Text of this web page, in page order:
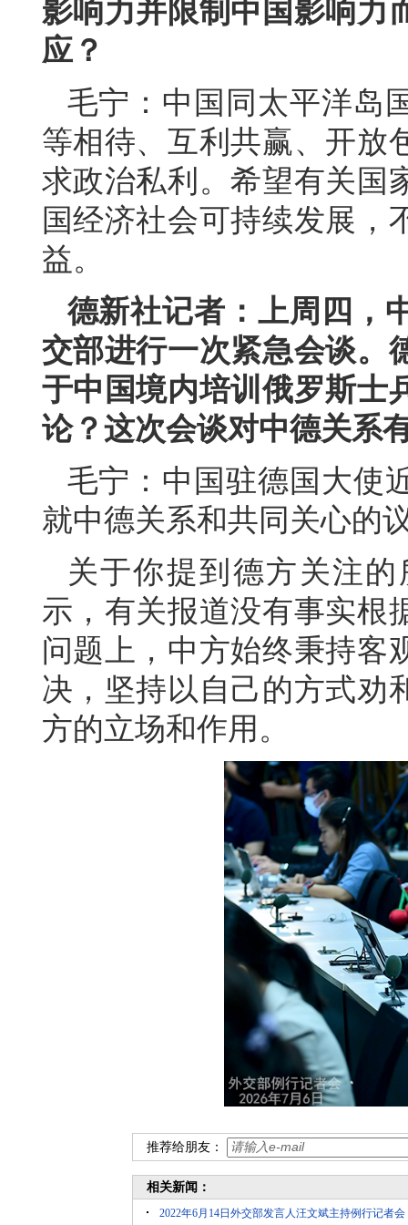
影响力并限制中国影响力
应？
毛宁：中国同太平洋岛
等相待、互利共赢、开放
求政治私利。希望有关国
国经济社会可持续发展，
益。
德新社记者：上周四，
交部进行一次紧急会谈。
于中国境内培训俄罗斯士
论？这次会谈对中德关系
毛宁：中国驻德国大使
就中德关系和共同关心的
关于你提到德方关注
示，有关报道没有事实根
问题上，中方始终秉持客
决，坚持以自己的方式劝
方的立场和作用。
推荐给朋友：
相关新闻：
2022年6月14日外交部发言人汪文斌主持例行记者会